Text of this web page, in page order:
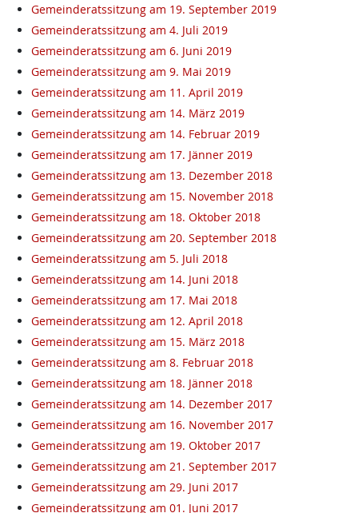
Gemeinderatssitzung am 19. September 2019
Gemeinderatssitzung am 4. Juli 2019
Gemeinderatssitzung am 6. Juni 2019
Gemeinderatssitzung am 9. Mai 2019
Gemeinderatssitzung am 11. April 2019
Gemeinderatssitzung am 14. März 2019
Gemeinderatssitzung am 14. Februar 2019
Gemeinderatssitzung am 17. Jänner 2019
Gemeinderatssitzung am 13. Dezember 2018
Gemeinderatssitzung am 15. November 2018
Gemeinderatssitzung am 18. Oktober 2018
Gemeinderatssitzung am 20. September 2018
Gemeinderatssitzung am 5. Juli 2018
Gemeinderatssitzung am 14. Juni 2018
Gemeinderatssitzung am 17. Mai 2018
Gemeinderatssitzung am 12. April 2018
Gemeinderatssitzung am 15. März 2018
Gemeinderatssitzung am 8. Februar 2018
Gemeinderatssitzung am 18. Jänner 2018
Gemeinderatssitzung am 14. Dezember 2017
Gemeinderatssitzung am 16. November 2017
Gemeinderatssitzung am 19. Oktober 2017
Gemeinderatssitzung am 21. September 2017
Gemeinderatssitzung am 29. Juni 2017
Gemeinderatssitzung am 01. Juni 2017